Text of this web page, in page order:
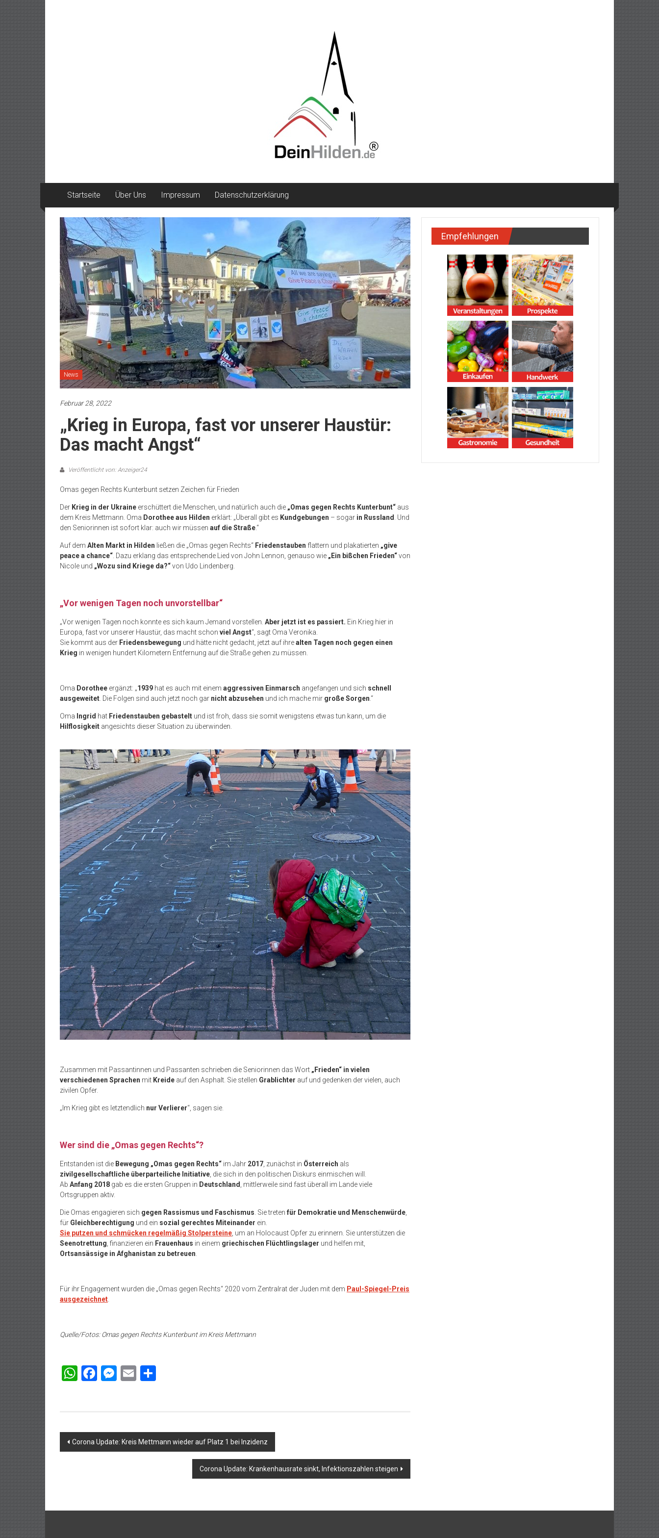
Startseite Über Uns Impressum Datenschutzerklärung
News
Februar 28, 2022
„Krieg in Europa, fast vor unserer Haustür:
Das macht Angst“
Veröffentlicht von: Anzeiger24
Omas gegen Rechts Kunterbunt setzen Zeichen für Frieden
Der Krieg in der Ukraine erschüttert die Menschen, und natürlich auch die „Omas gegen Rechts Kunterbunt“ aus
dem Kreis Mettmann. Oma Dorothee aus Hilden erklärt: „Überall gibt es Kundgebungen – sogar in Russland
. Und
den Seniorinnen ist sofort klar: auch wir müssen auf die Straße.“
Auf dem Alten Markt in Hilden ließen die „Omas gegen Rechts“ Friedenstauben flattern und plakatierten „give
peace a chance“ . Dazu erklang das entsprechende Lied von John Lennon, genauso wie „Ein bißchen Frieden“von
Nicole und „Wozu sind Kriege da?“von Udo Lindenberg.
„Vor wenigen Tagen noch unvorstellbar“
„Vor wenigen Tagen noch konnte es sich kaum Jemand vorstellen. Aber jetzt ist es passiert. Ein Krieg hier in
Europa, fast vor unserer Haustür, das macht schon viel Angst“, sagt Oma Veronika.
Sie kommt aus der Friedensbewegung und hätte nicht gedacht, jetzt auf ihrealten Tagen noch gegen einen
Krieg in wenigen hundert Kilometern Entfernung auf die Straße gehen zu müssen.
Oma Dorothee ergänzt: „1939 hat es auch mit einem aggressiven Einmarsch angefangen und sich schnell
ausgeweitet . Die Folgen sind auch jetzt noch gar nicht abzusehen und ich mache mir große Sorgen .“
Oma Ingrid hat Friedenstauben gebastelt und ist froh, dass sie somit wenigstens etwas tun kann, um die
Hilflosigkeit angesichts dieser Situation zu überwinden.
Zusammen mit Passantinnen und Passanten schrieben die Seniorinnen das Wort „Frieden“ in vielen
verschiedenen Sprachen mit Kreide auf den Asphalt. Sie stellen Grablichter auf und gedenken der vielen, auch
zivilen Opfer.
„Im Krieg gibt es letztendlich nur Verlierer“, sagen sie.
Wer sind die „Omas gegen Rechts“?
Entstanden ist die Bewegung „Omas gegen Rechts“ im Jahr 2017, zunächst in Österreich als
zivilgesellschaftliche überparteiliche Initiative, die sich in den politischen Diskurs einmischen will.
Ab Anfang 2018 gab es die ersten Gruppen in Deutschland, mittlerweile sind fast überall im Lande viele
Ortsgruppen aktiv.
Die Omas engagieren sich gegen Rassismus und Faschismus. Sie treten für Demokratie und Menschenwürde,
für Gleichberechtigung und ein sozial gerechtes Miteinander ein.
Sie putzen und schmücken regelmäßig Stolpersteine, um an Holocaust Opfer zu erinnern. Sie unterstützen die
Seenotrettung, finanzieren ein Frauenhaus in einem griechischen Flüchtlingslager und helfen mit,
Ortsansässige in Afghanistan zu betreuen.
Für ihr Engagement wurden die „Omas gegen Rechts“ 2020 vom Zentralrat der Juden mit dem Paul-Spiegel-Preis
ausgezeichnet.
Quelle/Fotos: Omas gegen Rechts Kunterbunt im Kreis Mettmann
WhatsApp
Facebook
Messenger
Email
Beitragsnavigation
Corona Update: Kreis Mettmann wieder auf Platz 1 bei Inzidenz
Corona Update: Krankenhausrate sinkt, Infektionszahlen steigen
Empfehlungen